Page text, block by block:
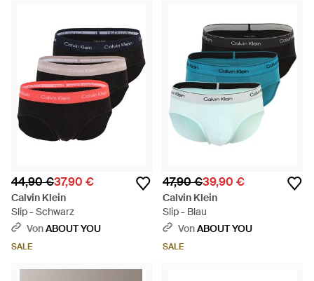
44,90 €37,90 €
Calvin Klein
Slip - Schwarz
VonABOUT YOU
SALE
47,90 €39,90 €
Calvin Klein
Slip - Blau
VonABOUT YOU
SALE